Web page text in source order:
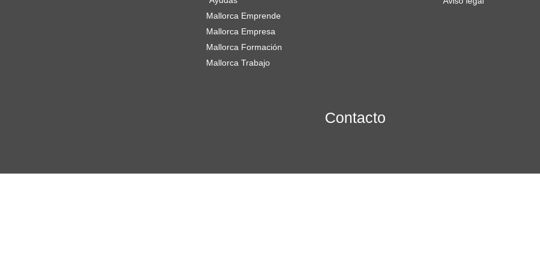
Mallorca Emprende
Mallorca Empresa
Mallorca Formación
Mallorca Trabajo
Contacto